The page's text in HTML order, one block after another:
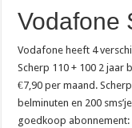
Vodafone
Vodafone heeft 4
Scherp 110 + 100 2 jaar
€7,90 per maand.
belminuten en 200
goedkoop abonnement: